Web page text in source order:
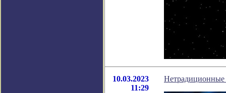
10.03.2023
11:29
Нетрадиционные